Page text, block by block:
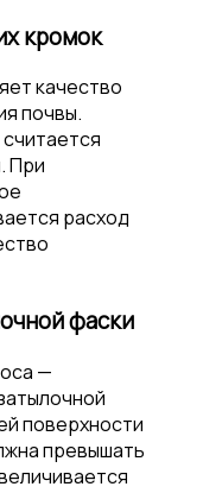
кромок
качество
почвы.
При
расход
фаски
—
поверхности
превышать